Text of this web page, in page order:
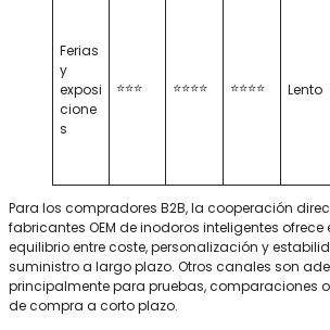
Ferias
y
exposi
cione
s
⭐⭐⭐ ⭐⭐⭐⭐ ⭐⭐⭐⭐ Lento
Para los compradores B2B, la cooperación
fabricantes OEM de inodoros inteligentes ofrece
equilibrio entre coste, personalización y
suministro a largo plazo. Otros canales son
principalmente para pruebas, comparaciones
de compra a corto plazo.